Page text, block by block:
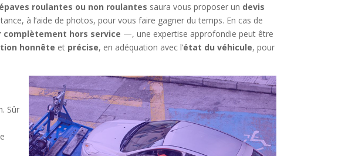
roulantes ou non roulantes saura vous proposer un devis
à l’aide de photos, pour vous faire gagner du temps. En cas de
complètement hors service —, une expertise approfondie peut être
honnête et précise, en adéquation avec l’état du véhicule, pour
Sûr